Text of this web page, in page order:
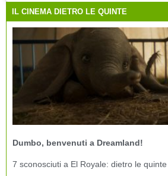
IL CINEMA DIETRO LE QUINTE
Dumbo, benvenuti a Dreamland!
7 sconosciuti a El Royale: dietro le quinte